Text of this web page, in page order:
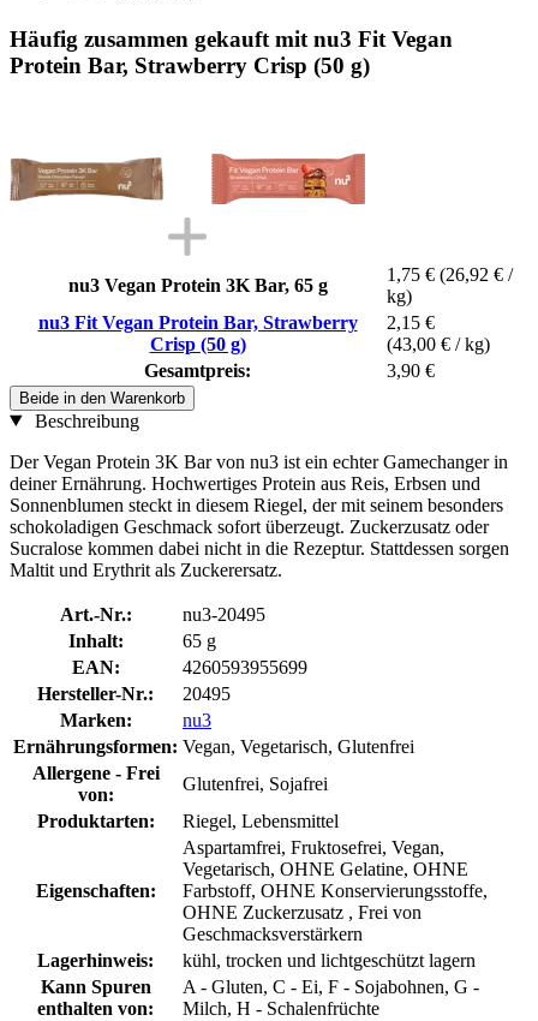
Häufig zusammen gekauft mit nu3 Fit Vegan
Protein Bar, Strawberry Crisp (50 g)
nu3 Vegan Protein 3K Bar, 65 g
1,75 € (26,92 € /
kg)
nu3 Fit Vegan Protein Bar, Strawberry
Crisp (50 g)
2,15 €
(43,00 € / kg)
Gesamtpreis:
3,90 €
Beide in den Warenkorb
Beschreibung
Der Vegan Protein 3K Bar von nu3 ist ein echter Gamechanger in
deiner Ernährung. Hochwertiges Protein aus Reis, Erbsen und
Sonnenblumen steckt in diesem Riegel, der mit seinem besonders
schokoladigen Geschmack sofort überzeugt. Zuckerzusatz oder
Sucralose kommen dabei nicht in die Rezeptur. Stattdessen sorgen
Maltit und Erythrit als Zuckerersatz.
Art.-Nr.:
nu3-20495
Inhalt:
65 g
EAN:
4260593955699
Hersteller-Nr.:
20495
Marken:
nu3
Ernährungsformen: Vegan, Vegetarisch, Glutenfrei
Allergene - Frei
von:
Glutenfrei, Sojafrei
Produktarten:
Riegel, Lebensmittel
Eigenschaften:
Aspartamfrei, Fruktosefrei, Vegan,
Vegetarisch, OHNE Gelatine, OHNE
Farbstoff, OHNE Konservierungsstoffe,
OHNE Zuckerzusatz , Frei von
Geschmacksverstärkern
Lagerhinweis:
kühl, trocken und lichtgeschützt lagern
Kann Spuren
enthalten von:
A - Gluten, C - Ei, F - Sojabohnen, G -
Milch, H - Schalenfrüchte